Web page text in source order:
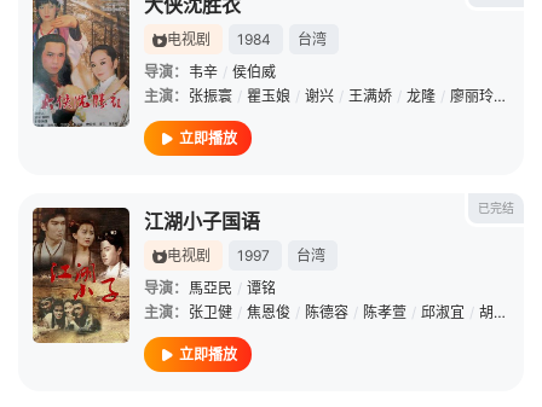
大侠沈胜衣
电视剧 1984
台湾
导演： 韦辛 / 侯伯威
主演： 张振寰 / 瞿玉娘 / 谢兴 / 王满娇 / 龙隆 / 廖丽玲 /
立即播放
已完结
江湖小子国语
电视剧 1997
台湾
导演： 馬亞民 / 谭铭
主演： 张卫健 / 焦恩俊 / 陈德容 / 陈孝萱 / 邱淑宜 / 胡钧
立即播放